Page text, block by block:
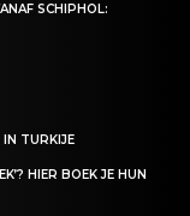
SCHIPHOL:
TURKIJE
HIER BOEK JE HUN